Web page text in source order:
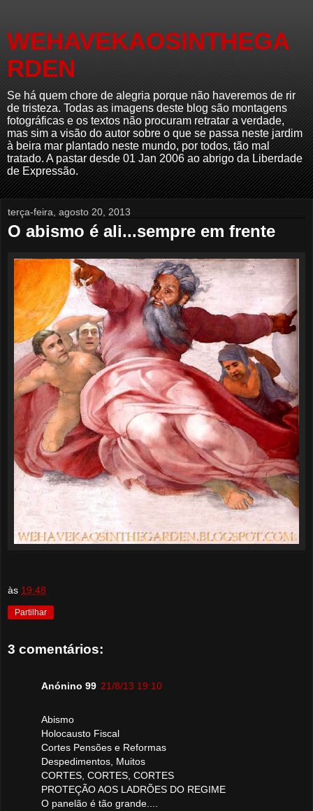
WEHAVEKAOSINTHEGA
RDEN
Se há quem chore de alegria porque não haveremos de rir
de tristeza. Todas as imagens deste blog são montagens
fotográficas e os textos não procuram retratar a verdade,
mas sim a visão do autor sobre o que se passa neste jardim
à beira mar plantado neste mundo, por todos, tão mal
tratado. A pastar desde 01 Jan 2006 ao abrigo da Liberdade
de Expressão.
terça-feira, agosto 20, 2013
O abismo é ali...sempre em frente
às 19:48
Partilhar
3 comentários:
Anónino 99 21/8/13 19:10
Abismo
Holocausto Fiscal
Cortes Pensões e Reformas
Despedimentos, Muitos
CORTES, CORTES, CORTES
PROTEÇÃO AOS LADRÕES DO REGIME
O panelão é tão grande....